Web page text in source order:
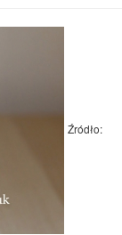
Źródło: